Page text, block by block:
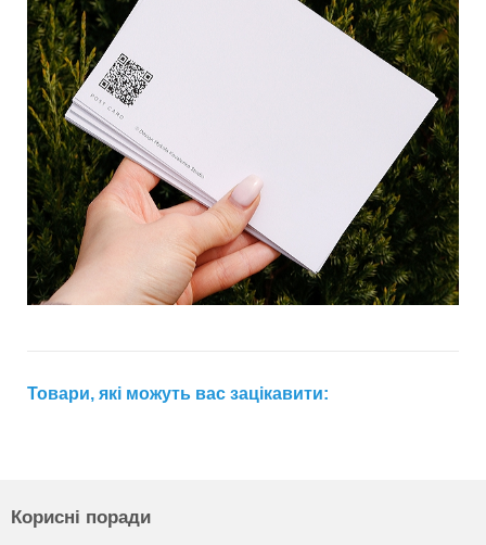
Товари, які можуть вас зацікавити:
Корисні поради